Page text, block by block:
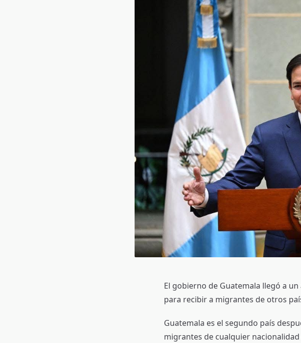
El gobierno de Guatemala llegó a
para recibir a migrantes de otros
Guatemala es el segundo país
migrantes de cualquier